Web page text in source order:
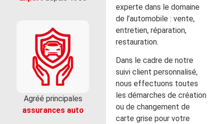
Agréé principales
assurances auto
experte dans le domaine
de l’automobile : vente,
entretien, réparation,
restauration.
Dans le cadre de notre
suivi client personnalisé,
nous effectuons toutes
les démarches de création
ou de changement de
carte grise pour votre